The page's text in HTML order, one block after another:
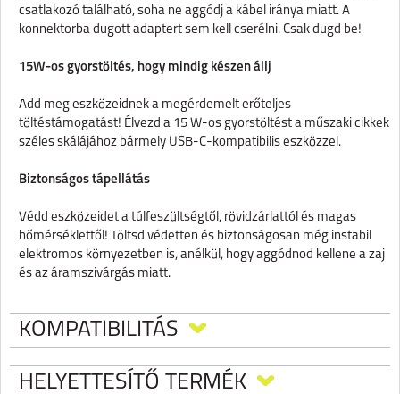
csatlakozó található, soha ne aggódj a kábel iránya miatt. A
konnektorba dugott adaptert sem kell cserélni. Csak dugd be!
15W-os gyorstöltés, hogy mindig készen állj
Add meg eszközeidnek a megérdemelt erőteljes
töltéstámogatást! Élvezd a 15 W-os gyorstöltést a műszaki cikkek
széles skálájához bármely USB-C-kompatibilis eszközzel.
Biztonságos tápellátás
Védd eszközeidet a túlfeszültségtől, rövidzárlattól és magas
hőmérséklettől! Töltsd védetten és biztonságosan még instabil
elektromos környezetben is, anélkül, hogy aggódnod kellene a zaj
és az áramszivárgás miatt.
KOMPATIBILITÁS
HELYETTESÍTŐ TERMÉK